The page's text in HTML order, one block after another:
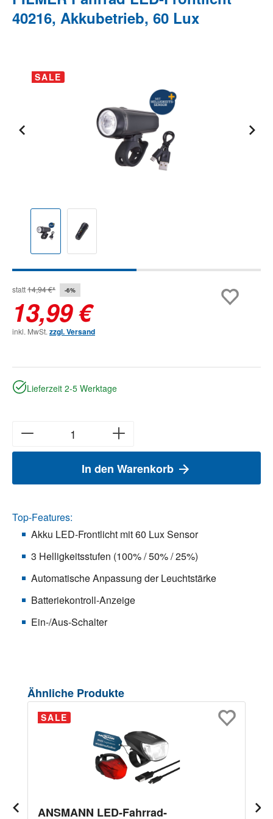
40216, Akkubetrieb, 60 Lux
Bildergalerie überspringen
SALE
statt14,94 €* -6%
13,99 €
inkl. MwSt. zzgl. Versand
Lieferzeit 2-5 Werktage
In den Warenkorb
Top-Features:
Akku LED-Frontlicht mit 60 Lux Sensor
3 Helligkeitsstufen (100% / 50% / 25%)
Automatische Anpassung der Leuchtstärke
Batteriekontroll-Anzeige
Ein-/Aus-Schalter
Produktgalerie überspringen
Ähnliche Produkte
SALE
ANSMANN LED-Fahrrad-